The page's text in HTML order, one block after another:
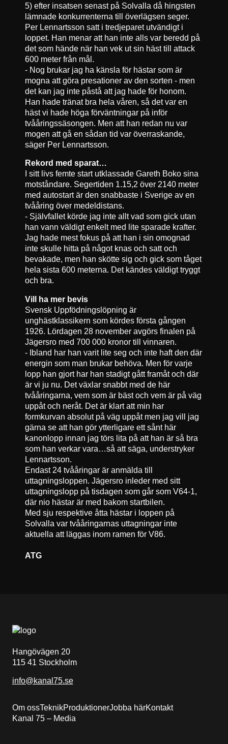
5) efter insatsen senast på Solvalla då hingsten
lämnade konkurrenterna till överlägsen seger.
Per Lennartsson satt i tredjeparet utvändigt i
loppet. Han menar att han inte alls var beredd på
det som hände när han vek ut sin häst till attack
600 meter från mål.
- Nog brukar jag ha känsla för hästar som är
mogna att göra presationer av den sorten - men
det kan jag inte påstå att jag hade för honom.
Han hade tränat bra hela våren, så det var en
häst vi hade höga förväntningar på inför
tvååringssäsongen. Men att han redan nu var
mogen att gå en sådan tid var överraskande,
säger Per Lennartsson.
Rekord med sparat…
I sitt livs femte start utklassade Gareth Boko sina
motståndare. Segertiden 1.15,2 över 2140 meter
med autostart är den snabbaste i Sverige av en
tvååring över medeldistans.
- Självfallet körde jag inte allt vad som gick utan
han vann väldigt enkelt med lite sparade krafter.
Jag hade mest fokus på att han i sin omognad
inte skulle hitta på något knas och satt och
bevakade, men han skötte sig och gick som tåget
hela sista 600 meterna. Det kändes väldigt tryggt
och bra.
Vill ha mer bevis
Svensk Uppfödningslöpning är
unghästklassikern som kördes första gången
1926. Lördagen 28 november avgörs finalen på
Jägersro med 700 000 kronor till vinnaren.
- Ibland har han varit lite seg och inte haft den där
energin som man brukar behöva. Men för varje
lopp han gjort har han stadigt gått framåt och där
är vi ju nu. Det växlar snabbt med de här
tvååringarna, vem som är bäst och vem är på väg
uppåt och neråt. Det är klart att min har
formkurvan absolut på väg uppåt men jag vill jag
gärna se att han gör ytterligare ett sånt här
kanonlopp innan jag törs lita på att han är så bra
som han verkar vara…så att säga, understryker
Lennartsson.
Endast 24 tvååringar är anmälda till
uttagningsloppen. Jägersro inleder med sitt
uttagningslopp på tisdagen som går som V64-1,
där nio hästar är med bakom startbilen.
Med sju respektive åtta hästar i loppen på
Solvalla var tvååringarnas uttagningar inte
aktuella att läggas inom ramen för V86.
ATG
Hangövägen 20
115 41 Stockholm
info@kanal75.se
Om ossTeknikProduktionerJobba härKontakt
Kanal 75 – Media